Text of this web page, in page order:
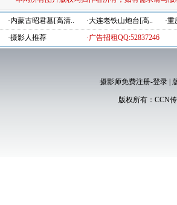
·内蒙古昭君墓[高清.. ·大连老铁山炮台[高..
·
·摄影人推荐 ·广告招租QQ:52837246
摄影师免费注册-登录|
版权所有： CCN